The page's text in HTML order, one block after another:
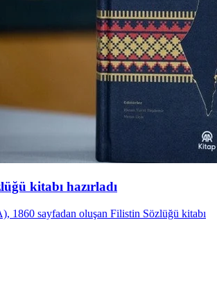
kitabı hazırladı
1860 sayfadan oluşan Filistin Sözlüğü kitabı